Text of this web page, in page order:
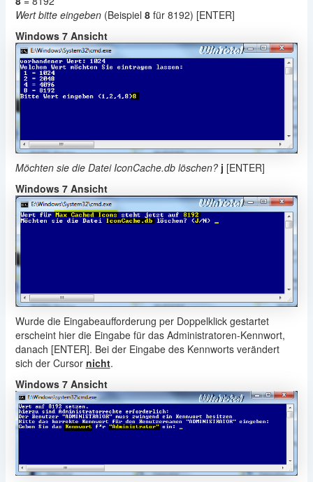
Wert bitte eingeben(Beispiel 8für 8192) [ENTER]
Windows 7 Ansicht
Möchten sie die Datei IconCache.db löschen? j [ENTER]
Windows 7 Ansicht
Wurde die Eingabeaufforderung per Doppelklick gestartet
erscheint hier die Eingabe für das Administratoren-Kennwort,
danach [ENTER]. Bei der Eingabe des Kennworts verändert
sich der Cursor nicht.
Windows 7 Ansicht